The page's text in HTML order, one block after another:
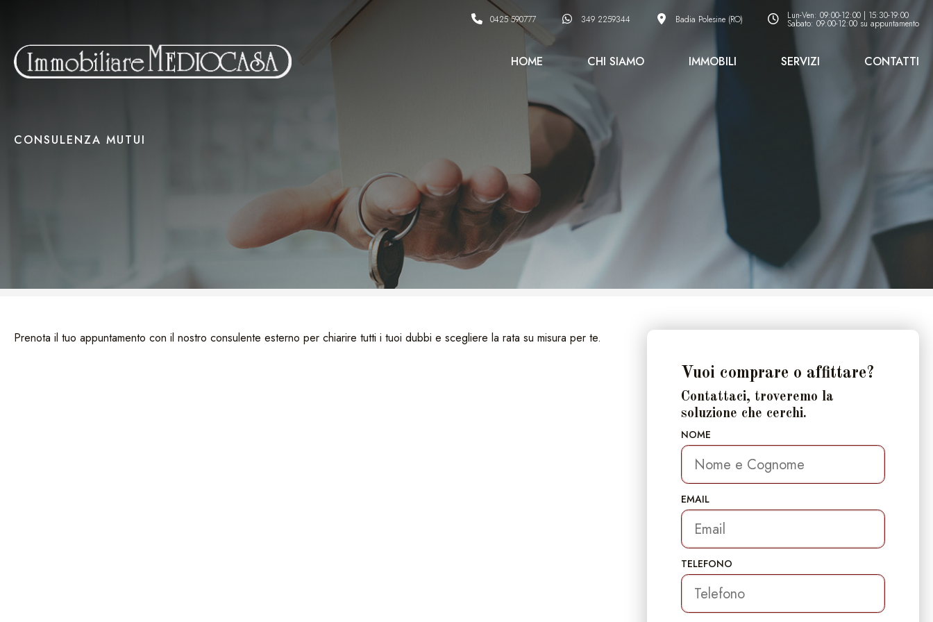
0425 590777 349 2259344 Badia Polesine (RO) Lun-Ven: 09:00-12:00 | 15:30-19:00
Sabato: 09:00-12:00 su appuntamento
HOME CHI SIAMO IMMOBILI SERVIZI CONTATTI
CONSULENZA MUTUI
Prenota il tuo appuntamento con il nostro consulente esterno per chiarire tutti i tuoi dubbi e scegliere la rata su misura per te.
Vuoi comprare o affittare?
Contattaci, troveremo la
soluzione che cerchi.
NOME
EMAIL
TELEFONO